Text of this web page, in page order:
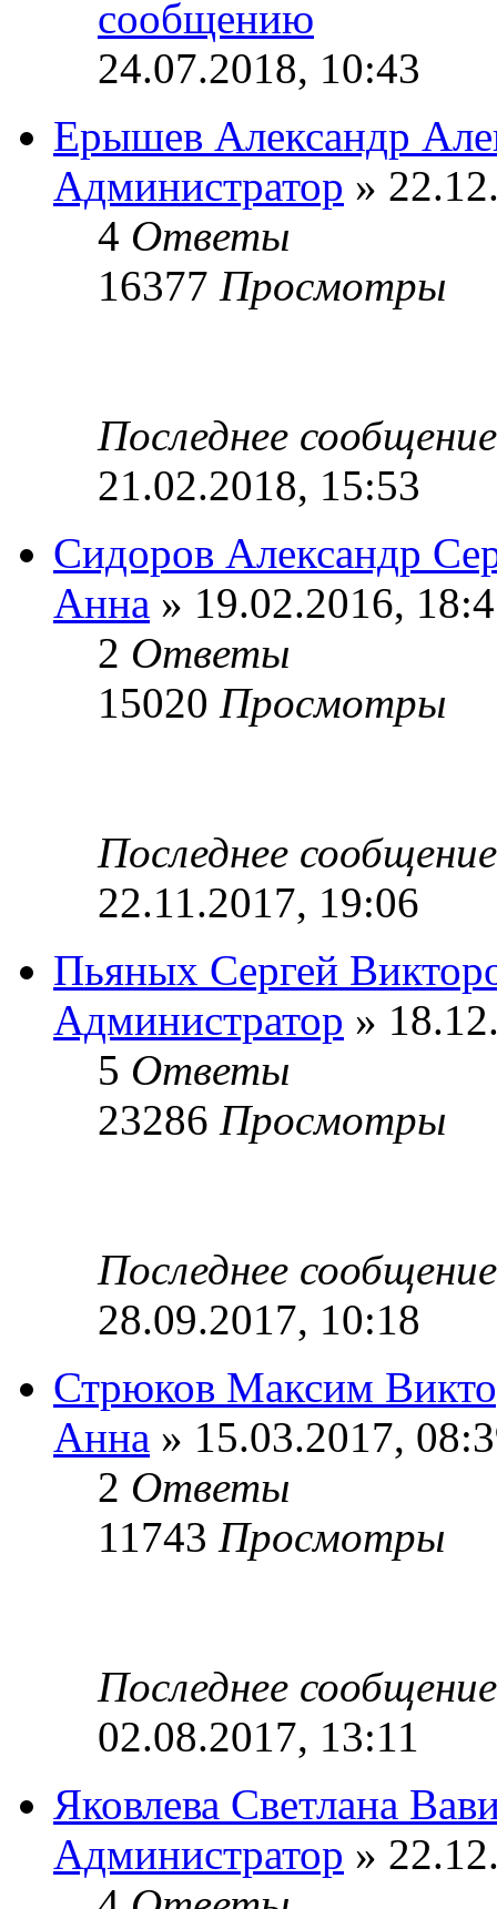
24.07.2018, 10:43
Ерышев Александр
Администратор »
4 Ответы
16377 Просмотры
Последнее
21.02.2018, 15:53
Сидоров Александр
Анна » 19.02.2016,
2 Ответы
15020 Просмотры
Последнее
22.11.2017, 19:06
Пьяных Сергей
Администратор »
5 Ответы
23286 Просмотры
Последнее
28.09.2017, 10:18
Стрюков Максим
Анна » 15.03.2017,
2 Ответы
11743 Просмотры
Последнее
02.08.2017, 13:11
Яковлева Светлана
Администратор »